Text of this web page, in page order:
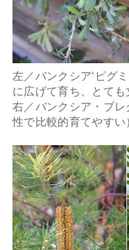
左／バンクシア‘ピグ
に広げて育ち、とても
右／バンクシア・ブレ
性で比較的育てやすい